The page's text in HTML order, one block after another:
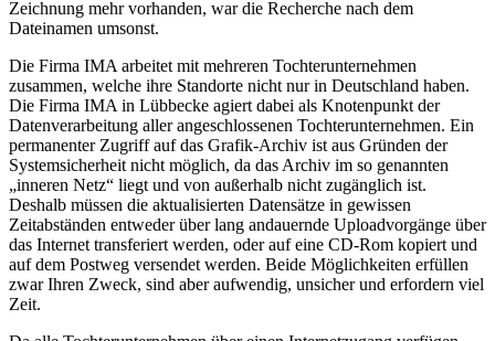
Zeichnung mehr vorhanden, war die Recherche nach dem
Dateinamen umsonst.
Die Firma IMA arbeitet mit mehreren Tochterunternehmen
zusammen, welche ihre Standorte nicht nur in Deutschland haben.
Die Firma IMA in Lübbecke agiert dabei als Knotenpunkt der
Datenverarbeitung aller angeschlossenen Tochterunternehmen. Ein
permanenter Zugriff auf das Grafik-Archiv ist aus Gründen der
Systemsicherheit nicht möglich, da das Archiv im so genannten
„inneren Netz“ liegt und von außerhalb nicht zugänglich ist.
Deshalb müssen die aktualisierten Datensätze in gewissen
Zeitabständen entweder über lang andauernde Uploadvorgänge über
das Internet transferiert werden, oder auf eine CD-Rom kopiert und
auf dem Postweg versendet werden. Beide Möglichkeiten erfüllen
zwar Ihren Zweck, sind aber aufwendig, unsicher und erfordern viel
Zeit.